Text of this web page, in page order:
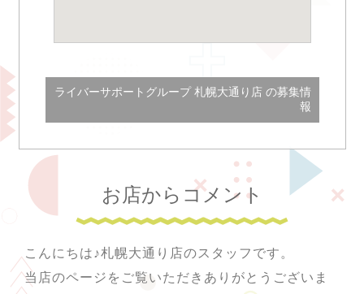
ライバーサポートグループ 札幌大通り店 の募集情
報
お店からコメント
こんにちは♪札幌大通り店のスタッフです。
当店のページをご覧いただきありがとうございま